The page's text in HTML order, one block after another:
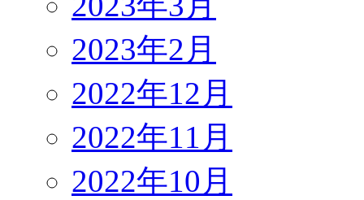
2023年2月
2022年12月
2022年11月
2022年10月